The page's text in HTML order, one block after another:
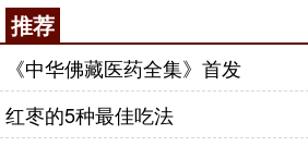
推荐
《中华佛藏医药全集》首发
红枣的5种最佳吃法